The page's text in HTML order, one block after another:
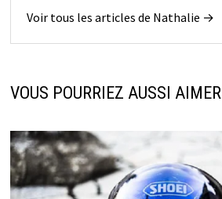
Voir tous les articles de Nathalie →
VOUS POURRIEZ AUSSI AIMER